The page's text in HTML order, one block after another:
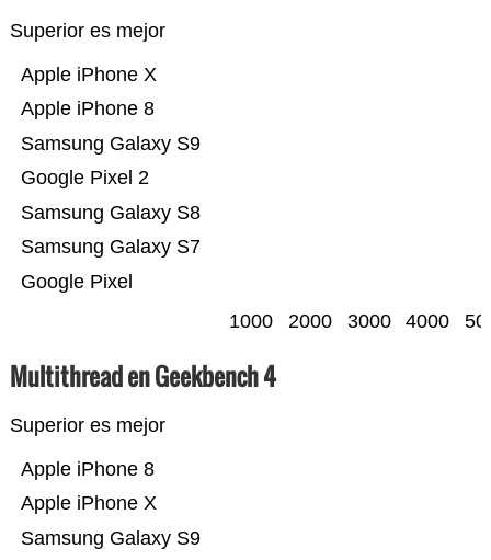
Superior es mejor
Google Pixel
Samsung Galaxy S7
Samsung Galaxy S8
Google Pixel 2
Samsung Galaxy S9
Apple iPhone 8
Apple iPhone X
1000 2000 3000 4000
Multithread en Geekbench 4
Superior es mejor
Samsung Galaxy S9
Apple iPhone X
Apple iPhone 8